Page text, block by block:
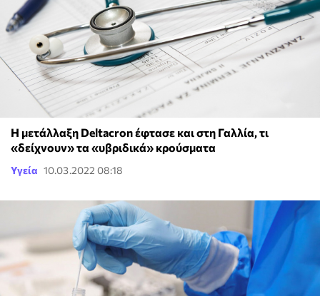
Η μετάλλαξη Deltacron έφτασε και στη Γαλλία, τι
«δείχνουν» τα «υβριδικά» κρούσματα
Υγεία 10.03.2022 08:18